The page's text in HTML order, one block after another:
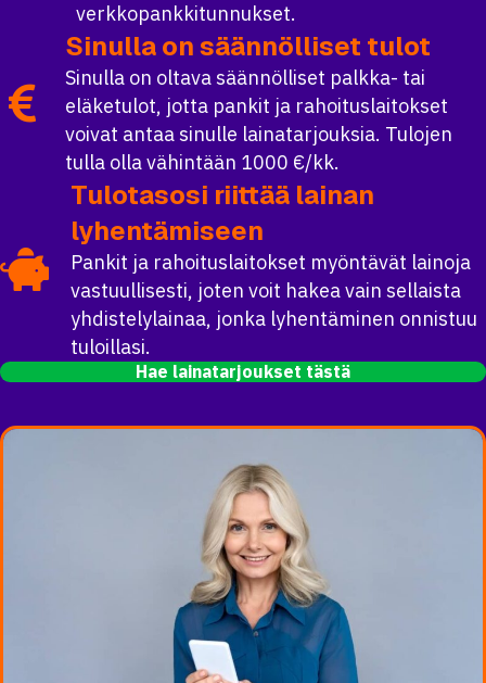
verkkopankkitunnukset.
Sinulla on säännölliset tulot
Sinulla on oltava säännölliset palkka- tai
eläketulot, jotta pankit ja rahoituslaitokset
voivat antaa sinulle lainatarjouksia. Tulojen
tulla olla vähintään 1000 €/kk.
Tulotasosi riittää lainan
lyhentämiseen
Pankit ja rahoituslaitokset myöntävät lainoja
vastuullisesti, joten voit hakea vain sellaista
yhdistelylainaa, jonka lyhentäminen onnistuu
tuloillasi.
Hae lainatarjoukset tästä